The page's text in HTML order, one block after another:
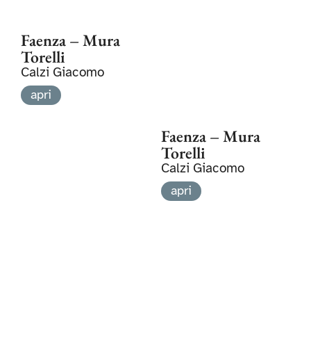
Faenza – Mura
Torelli
Calzi Giacomo
apri
Faenza – Mura
Torelli
Calzi Giacomo
apri